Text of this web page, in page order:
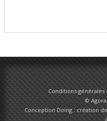
Conditions générales
© Agora
Conception Doing : création